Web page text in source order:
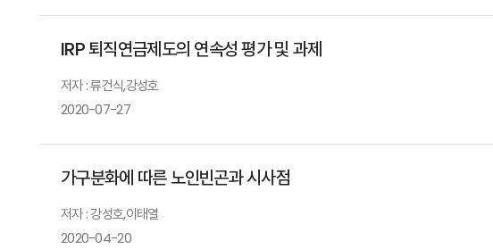
IRP 퇴직연금제도의 연속성 평가 및 과제
저자 : 류건식,강성호
2020-07-27
가구분화에 따른 노인빈곤과 시사점
저자 : 강성호,이태열
2020-04-20